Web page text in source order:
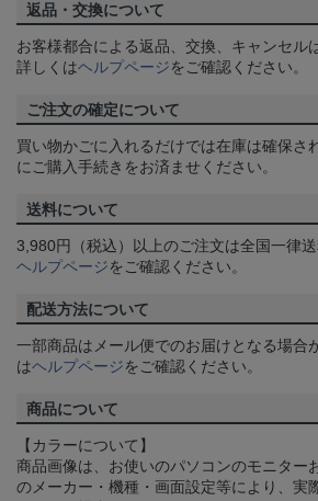
返品・交換について
お客様都合による返品、交換、キャンセル
詳しくはヘルプページをご確認ください。
ご注文の確定について
買い物かごに入れるだけでは在庫は確保さ
にご購入手続きをお済ませください。
送料について
3,980円（税込）以上のご注文は全国一律
ヘルプページをご確認ください。
配送方法について
一部商品はメール便でのお届けとなる場合
はヘルプページをご確認ください。
商品について
【カラーについて】
商品画像は、お使いのパソコンのモニター
のメーカー・機種・画面設定等により、実